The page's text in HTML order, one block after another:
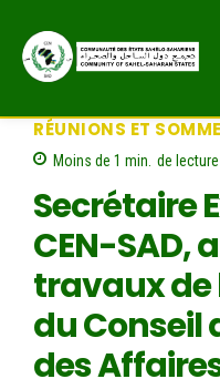
RÉUNIONS ET
Moins de 1 min. de lecture
Secrétaire
CEN-SAD,
travaux de
du Conseil
des